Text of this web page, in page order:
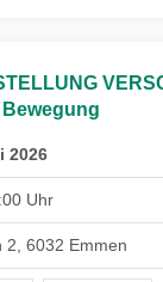
2026
Uhr
2, 6032 Emmen